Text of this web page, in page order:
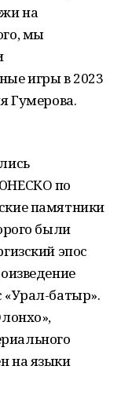
на
мы
игры в 2023
Гумерова.
по
памятники
были
эпос
батыр».
на языки